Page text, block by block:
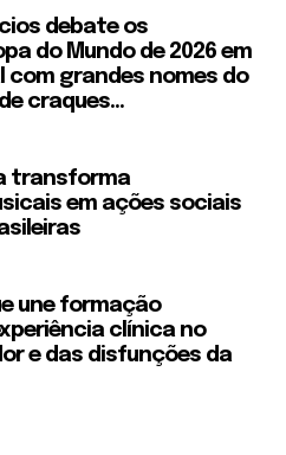
debate os
do Mundo de 2026 em
com grandes nomes do
craques...
transforma
em ações sociais
une formação
clínica no
e das disfunções da